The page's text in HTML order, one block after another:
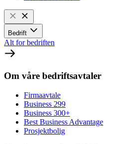
Bedrift
Alt for bedriften
Om våre bedriftsavtaler
Firmaavtale
Business 299
Business 300+
Best Business Advantage
Prosjektbolig